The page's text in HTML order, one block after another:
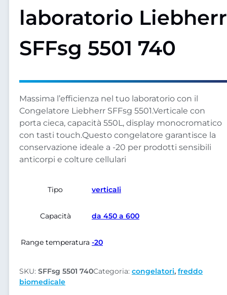
laboratorio Liebherr
SFFsg 5501 740
Massima l’efficienza nel tuo laboratorio con il
Congelatore Liebherr SFFsg 5501.Verticale con
porta cieca, capacità 550L, display monocromatico
con tasti touch.Questo congelatore garantisce la
conservazione ideale a -20 per prodotti sensibili
anticorpi e colture cellulari
Tipo verticali
Capacità da 450 a 600
Range temperatura -20
SKU: SFFsg 5501 740Categoria: congelatori, freddo
biomedicale